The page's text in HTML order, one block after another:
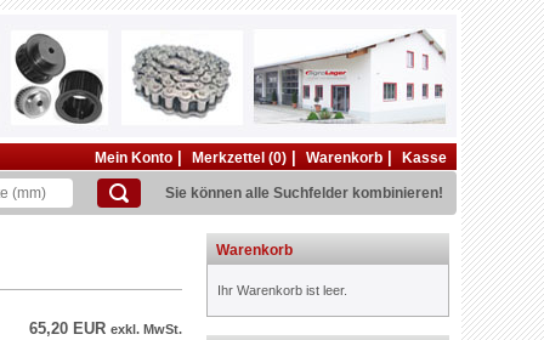
Mein Konto Merkzettel (0) Warenkorb Kasse
Sie können alle Suchfelder kombinieren!
65,20 EUR exkl. MwSt.
Warenkorb
Ihr Warenkorb ist leer.